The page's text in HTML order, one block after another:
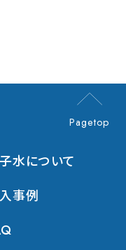
Pagetop
水について
事例